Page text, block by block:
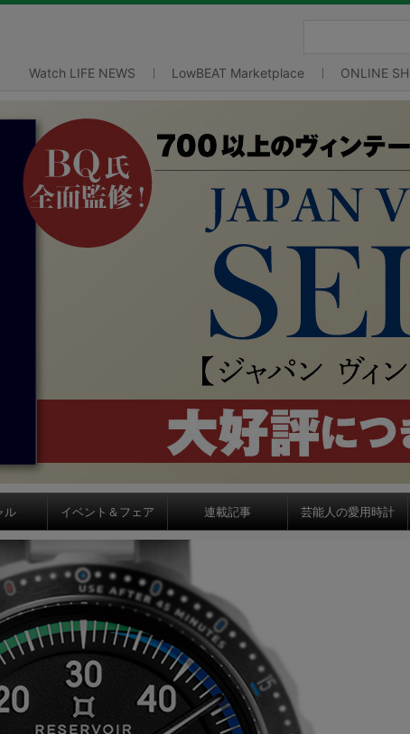
Watch LIFE NEWS LowBEAT Marketplace ONLINE
ル イベント＆フェア 連載記事 芸能人の愛用時計